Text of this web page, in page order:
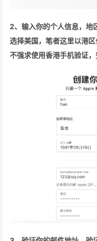
2、输入你的个人信息，地
选择美国，笔者这里以港区
不强求使用香港手机验证